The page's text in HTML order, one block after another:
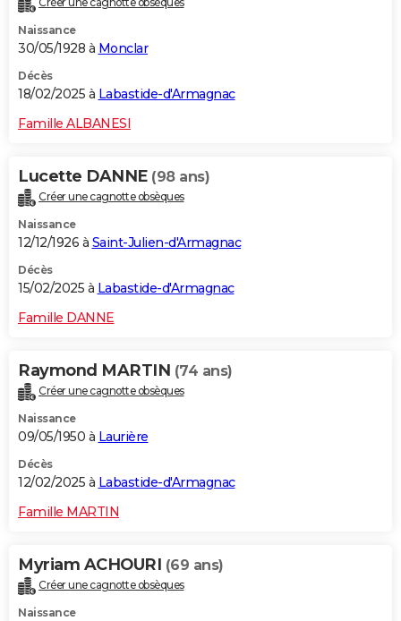
Naissance
30/05/1928 à Monclar
Décès
18/02/2025 à Labastide-d'Armagnac
Famille ALBANESI
Lucette DANNE (98 ans)
Créer une cagnotte obsèques
Naissance
12/12/1926 à Saint-Julien-d'Armagnac
Décès
15/02/2025 à Labastide-d'Armagnac
Famille DANNE
Raymond MARTIN (74 ans)
Créer une cagnotte obsèques
Naissance
09/05/1950 à Laurière
Décès
12/02/2025 à Labastide-d'Armagnac
Famille MARTIN
Myriam ACHOURI (69 ans)
Créer une cagnotte obsèques
Naissance